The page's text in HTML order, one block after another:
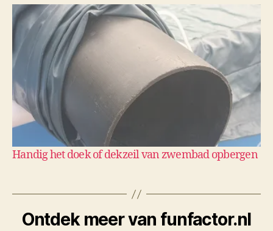
Handig het doek of dekzeil van zwembad opbergen
Ontdek meer van funfactor.nl